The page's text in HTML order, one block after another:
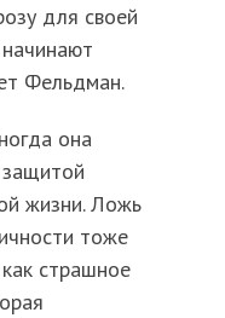
для своей
Фельдман.
она
защитой
жизни. Ложь
тоже
страшное